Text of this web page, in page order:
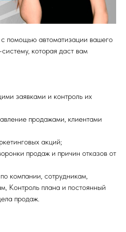
помощью автоматизации вашего
которая даст вам
заявками и контроль их
продажами, клиентами
акций;
продаж и причин отказов от
компании, сотрудникам,
Контроль плана и постоянный
продаж.